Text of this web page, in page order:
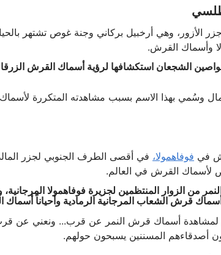
وهي أرخبيل بركاني وجنة غوص تشتهر
وأسماك القرش.
الشجعان استكشافها لرؤية أسماك القرش
بهذا الاسم بسبب مشاهدته المتكررة لأسماك
في فوفاهمولا، في أقصى الطرف الجنوبي لجزر
لأسماك القرش في العالم.
من الزوار المنتظمين لجزيرة فوفاهمولا
قرش الشعاب المرجانية الرمادية وأحياناً أسماك
أسماك قرش النمر عن قرب... ونعني عن
أصدقاءهم المسننين يسبحون حولهم.